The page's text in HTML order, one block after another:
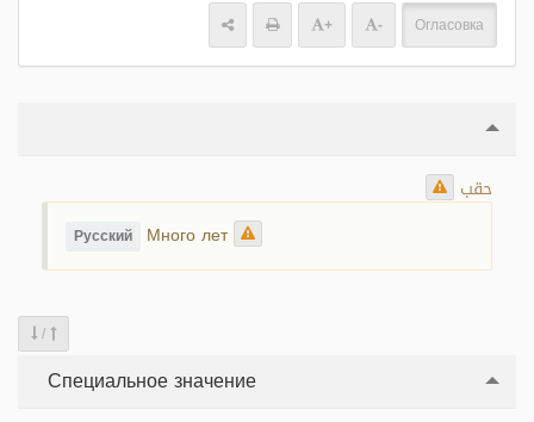
+ - Огласовка
حقب
Русский Много лет
/
Специальное значение